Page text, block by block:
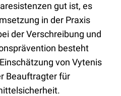
gut ist, es
in der Praxis
der Verschreibung und
besteht
von Vytenis
Beauftragter für